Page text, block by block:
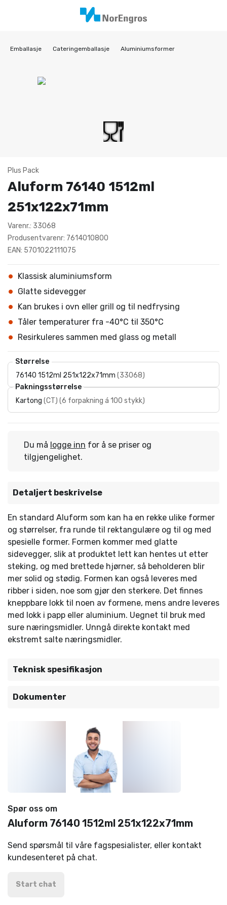
Emballasje Cateringemballasje Aluminiumsformer
Plus Pack
Aluform 76140 1512ml
251x122x71mm
Varenr.: 33068
Produsentvarenr: 7614010800
EAN: 5701022111075
Klassisk aluminiumsform
Glatte sidevegger
Kan brukes i ovn eller grill og til nedfrysing
Tåler temperaturer fra -40°C til 350°C
Resirkuleres sammen med glass og metall
Størrelse
76140 1512ml 251x122x71mm (33068)
Pakningsstørrelse
Kartong (CT) (6 forpakning á 100 stykk)
Du må logge inn for å se priser og
tilgjengelighet.
Detaljert beskrivelse
En standard Aluform som kan ha en rekke ulike former
og størrelser, fra runde til rektangulære og til og med
spesielle former. Formen kommer med glatte
sidevegger, slik at produktet lett kan hentes ut etter
steking, og med brettede hjørner, så beholderen blir
mer solid og stødig. Formen kan også leveres med
ribber i siden, noe som gjør den sterkere. Det finnes
kneppbare lokk til noen av formene, mens andre leveres
med lokk i papp eller aluminium. Uegnet til bruk med
sure næringsmidler. Unngå direkte kontakt med
ekstremt salte næringsmidler.
Teknisk spesifikasjon
Dokumenter
Spør oss om
Aluform 76140 1512ml 251x122x71mm
Send spørsmål til våre fagspesialister, eller kontakt
kundesenteret på chat.
Start chat